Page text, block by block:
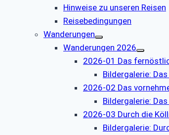
Hinweise zu unseren Reisen
Reisebedingungen
Wanderungen
Wanderungen 2026
2026-01 Das
Bildergalerie:
2026-02 Das
Bildergalerie:
2026-03 Durch die
Bildergalerie: